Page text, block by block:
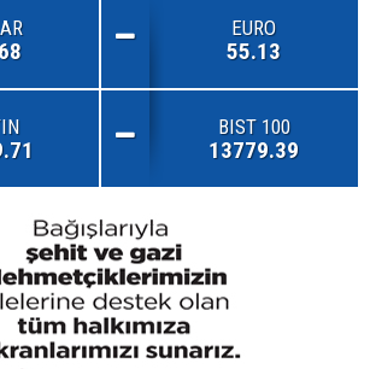
EURO
55.13
BIST 100
13779.39